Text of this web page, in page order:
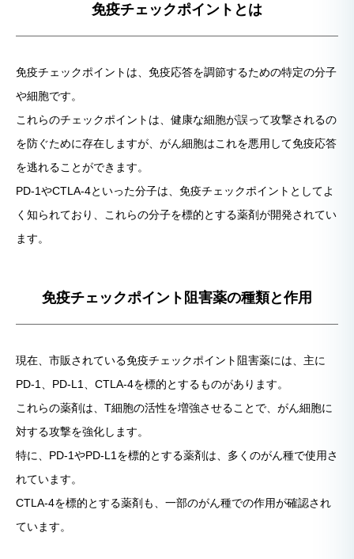
免疫チェックポイントとは
免疫チェックポイントは、免疫応答を調節するための特定の分子
や細胞です。
これらのチェックポイントは、健康な細胞が誤って攻撃されるの
を防ぐために存在しますが、がん細胞はこれを悪用して免疫応答
を逃れることができます。
PD-1やCTLA-4といった分子は、免疫チェックポイントとしてよ
く知られており、これらの分子を標的とする薬剤が開発されてい
ます。
免疫チェックポイント阻害薬の種類と作用
現在、市販されている免疫チェックポイント阻害薬には、主に
PD-1、PD-L1、CTLA-4を標的とするものがあります。
これらの薬剤は、T細胞の活性を増強させることで、がん細胞に
対する攻撃を強化します。
特に、PD-1やPD-L1を標的とする薬剤は、多くのがん種で使用さ
れています。
CTLA-4を標的とする薬剤も、一部のがん種での作用が確認され
ています。